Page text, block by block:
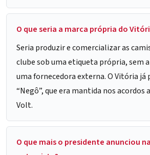
O que seria a marca própria do
Seria produzir e comercializar as
clube sob uma etiqueta própria, sem
uma fornecedora externa. O Vitória já
“Negô”, que era mantida nos acordos
Volt.
O que mais o presidente anunciou